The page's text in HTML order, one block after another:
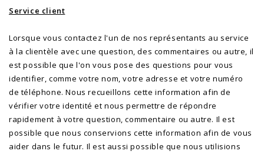
Service client
Lorsque vous contactez l'un de nos représentants au service
à la clientèle avec une question, des commentaires ou autre, il
est possible que l'on vous pose des questions pour vous
identifier, comme votre nom, votre adresse et votre numéro
de téléphone. Nous recueillons cette information afin de
vérifier votre identité et nous permettre de répondre
rapidement à votre question, commentaire ou autre. Il est
possible que nous conservions cette information afin de vous
aider dans le futur. Il est aussi possible que nous utilisions